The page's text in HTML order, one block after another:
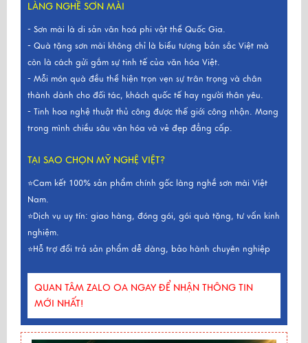
LÀNG NGHỀ SƠN MÀI
- Sơn mài là di sản văn hoá phi vật thể Quốc Gia.
- Quà tặng sơn mài không chỉ là biểu tượng bản sắc Việt mà
còn là cách gửi gắm sự tinh tế của văn hóa Việt.
- Mỗi món quà đều thể hiện trọn vẹn sự trân trọng và chân
thành dành cho đối tác, khách quốc tế hay người thân yêu.
- Tinh hoa nghệ thuật thủ công được thế giới công nhận. Mang
trong mình chiều sâu văn hóa và vẻ đẹp đẳng cấp.
TẠI SAO CHỌN MỸ NGHỆ VIỆT?
⭐Cam kết 100% sản phẩm chính gốc làng nghề sơn mài Việt
Nam.
⭐Dịch vụ uy tín: giao hàng, đóng gói, gói quà tặng, tư vấn kinh
nghiệm.
⭐Hỗ trợ đổi trả sản phẩm dễ dàng, bảo hành chuyên nghiệp
QUAN TÂM ZALO OA NGAY ĐỂ NHẬN THÔNG TIN
MỚI NHẤT!